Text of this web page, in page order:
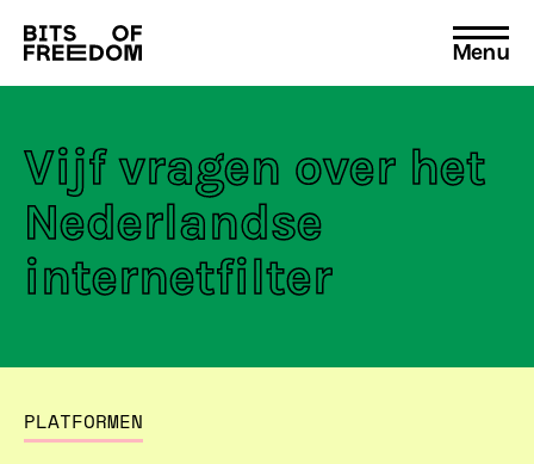
Search
for:
Menu
Vijf vragen over het
Nederlandse
internetfilter
PLATFORMEN